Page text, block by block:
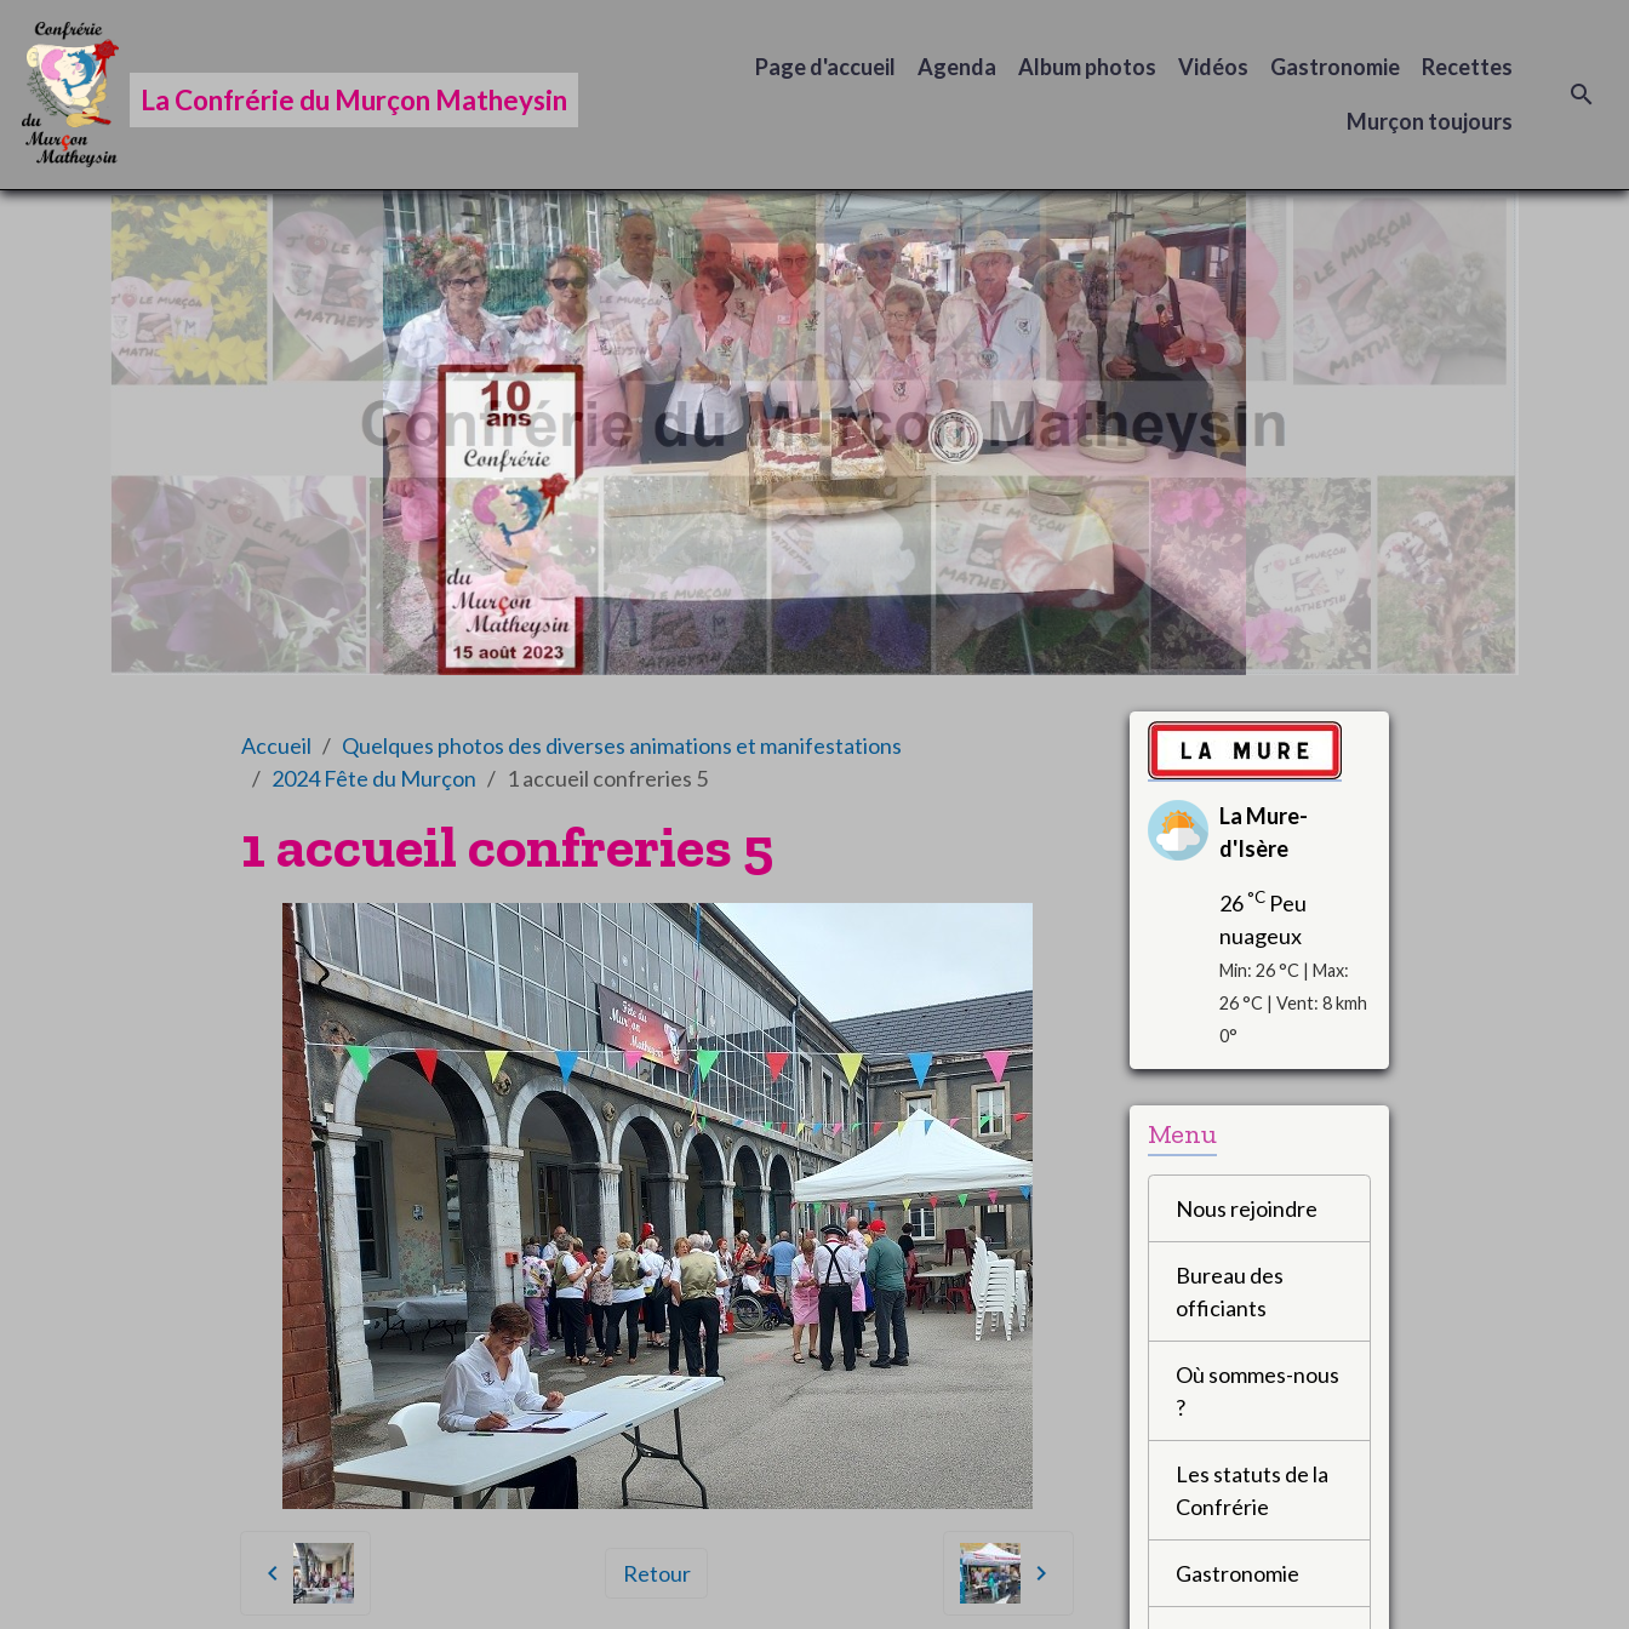
La Confrérie du Murçon Matheysin
Page d'accueil Agenda Album photos Vidéos Gastronomie Recettes
Murçon toujours
Accueil
Quelques photos des diverses animations et manifestations
2024 Fête du Murçon
1 accueil confreries 5
1 accueil confreries 5
Retour
La Mure-
d'Isère
26 °CPeu
nuageux
Min: 26 °C | Max:
26 °C | Vent: 8 kmh
0°
Menu
Nous rejoindre
Bureau des
officiants
Où sommes-nous
?
Les statuts de la
Confrérie
Gastronomie